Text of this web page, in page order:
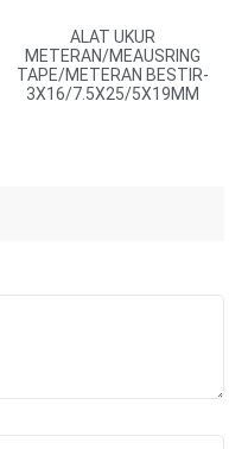
ALAT UKUR
METERAN/MEAUSRING
TAPE/METERAN BESTIR-
3X16/7.5X25/5X19MM